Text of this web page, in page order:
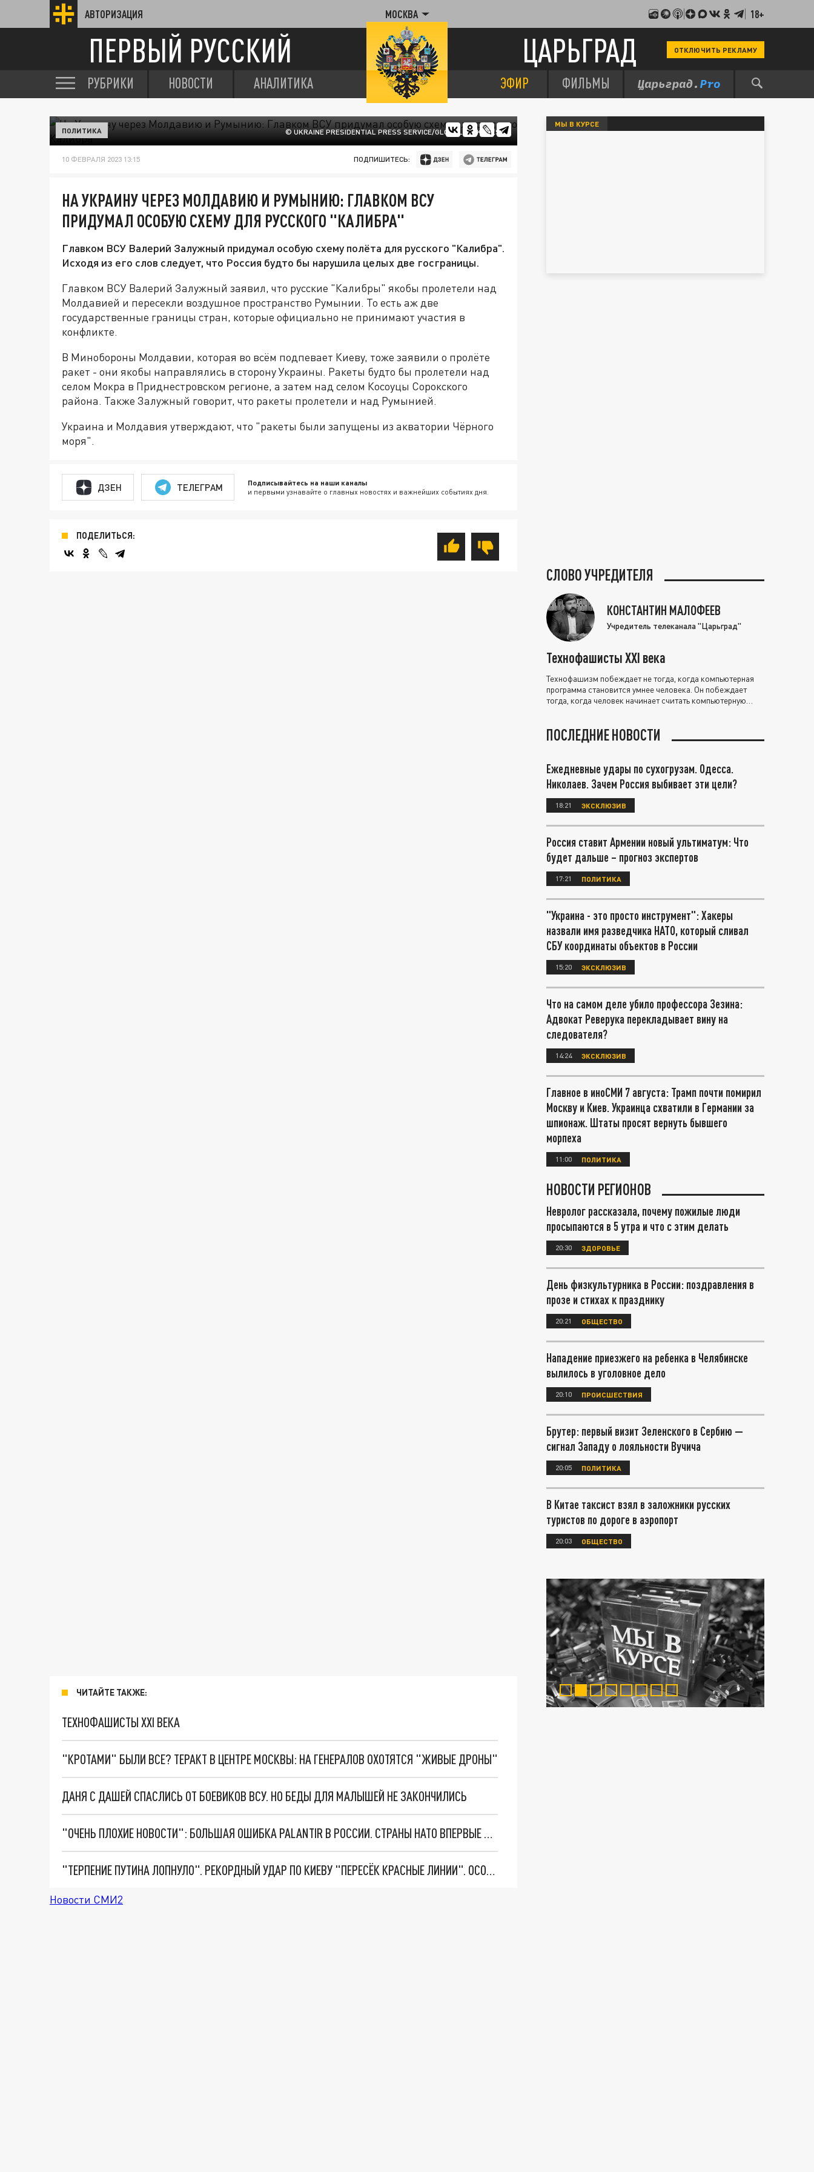
АВТОРИЗАЦИЯ МОСКВА 18+
ПЕРВЫЙ РУССКИЙ ЦАРЬГРАД ОТКЛЮЧИТЬ РЕКЛАМУ
РУБРИКИ НОВОСТИ АНАЛИТИКА ЭФИР ФИЛЬМЫ
© UKRAINE PRESIDENTIAL PRESS SERVICE/GLOBALLOOKPRESS
ПОЛИТИКА
10 ФЕВРАЛЯ 2023 13:15 ПОДПИШИТЕСЬ:
НА УКРАИНУ ЧЕРЕЗ МОЛДАВИЮ И РУМЫНИЮ: ГЛАВКОМ ВСУ
ПРИДУМАЛ ОСОБУЮ СХЕМУ ДЛЯ РУССКОГО "КАЛИБРА"
Главком ВСУ Валерий Залужный придумал особую схему полёта для русского "Калибра".
Исходя из его слов следует, что Россия будто бы нарушила целых две госграницы.
Главком ВСУ Валерий Залужный заявил, что русские "Калибры" якобы пролетели над
Молдавией и пересекли воздушное пространство Румынии. То есть аж две
государственные границы стран, которые официально не принимают участия в
конфликте.
В Минобороны Молдавии, которая во всём подпевает Киеву, тоже заявили о пролёте
ракет - они якобы направлялись в сторону Украины. Ракеты будто бы пролетели над
селом Мокра в Приднестровском регионе, а затем над селом Косоуцы Сорокского
района. Также Залужный говорит, что ракеты пролетели и над Румынией.
Украина и Молдавия утверждают, что "ракеты были запущены из акватории Чёрного
моря".
ДЗЕН ТЕЛЕГРАМ Подписывайтесь на наши каналы
и первыми узнавайте о главных новостях и важнейших событиях дня.
ПОДЕЛИТЬСЯ:
ЧИТАЙТЕ ТАКЖЕ:
ТЕХНОФАШИСТЫ XXI ВЕКА
"КРОТАМИ" БЫЛИ ВСЕ? ТЕРАКТ В ЦЕНТРЕ МОСКВЫ: НА ГЕНЕРАЛОВ ОХОТЯТСЯ "ЖИВЫЕ ДРОНЫ"
ДАНЯ С ДАШЕЙ СПАСЛИСЬ ОТ БОЕВИКОВ ВСУ. НО БЕДЫ ДЛЯ МАЛЫШЕЙ НЕ ЗАКОНЧИЛИСЬ
"ОЧЕНЬ ПЛОХИЕ НОВОСТИ": БОЛЬШАЯ ОШИБКА PALANTIR В РОССИИ. СТРАНЫ НАТО ВПЕРВЫЕ ЗА СВО ОСТАНОВИЛИ ПОСТАВКИ ОРУЖИЯ. ВСУ ТЕРЯЮТ ПРИГРАНИЧЬЕ?
"ТЕРПЕНИЕ ПУТИНА ЛОПНУЛО". РЕКОРДНЫЙ УДАР ПО КИЕВУ "ПЕРЕСЁК КРАСНЫЕ ЛИНИИ". ОСОБЫЕ СПЕЦЫ КНДР НА ЛБС? ТАЙНЫЕ ПЕРЕГОВОРЫ ЕВРОПЫ И МОСКВЫ
Новости СМИ2
МЫ В КУРСЕ
СЛОВО УЧРЕДИТЕЛЯ
КОНСТАНТИН МАЛОФЕЕВ
Учредитель телеканала "Царьград"
Технофашисты XXI века
Технофашизм побеждает не тогда, когда компьютерная
программа становится умнее человека. Он побеждает
тогда, когда человек начинает считать компьютерную
ПОСЛЕДНИЕ НОВОСТИ
Ежедневные удары по сухогрузам. Одесса.
Николаев. Зачем Россия выбивает эти цели?
18:21 ЭКСКЛЮЗИВ
Россия ставит Армении новый ультиматум: Что
будет дальше – прогноз экспертов
17:21 ПОЛИТИКА
"Украина - это просто инструмент": Хакеры
назвали имя разведчика НАТО, который сливал
СБУ координаты объектов в России
15:20 ЭКСКЛЮЗИВ
Что на самом деле убило профессора Зезина:
Адвокат Реверука перекладывает вину на
следователя?
14:24 ЭКСКЛЮЗИВ
Главное в иноСМИ 7 августа: Трамп почти помирил
Москву и Киев. Украинца схватили в Германии за
шпионаж. Штаты просят вернуть бывшего
морпеха
11:00 ПОЛИТИКА
НОВОСТИ РЕГИОНОВ
Невролог рассказала, почему пожилые люди
просыпаются в 5 утра и что с этим делать
20:30 ЗДОРОВЬЕ
День физкультурника в России: поздравления в
прозе и стихах к празднику
20:21 ОБЩЕСТВО
Нападение приезжего на ребенка в Челябинске
вылилось в уголовное дело
20:10 ПРОИСШЕСТВИЯ
Брутер: первый визит Зеленского в Сербию —
сигнал Западу о лояльности Вучича
20:05 ПОЛИТИКА
В Китае таксист взял в заложники русских
туристов по дороге в аэропорт
20:03 ОБЩЕСТВО